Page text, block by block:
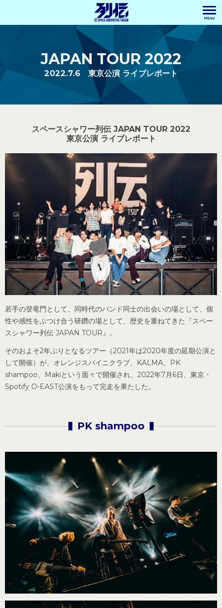
JAPAN TOUR 2022
2022.7.6 東京公演 ライブレポート
スペースシャワー列伝 JAPAN TOUR 2022
東京公演 ライブレポート
若手の登竜門として、同時代のバンド同士の出会いの場として、個
性や感性をぶつけ合う研鑽の場として、歴史を重ねてきた『スペー
スシャワー列伝 JAPAN TOUR』。
そのおよそ2年ぶりとなるツアー（2021年は2020年度の延期公演と
して開催）が、オレンジスパイニクラブ、KALMA、PK
shampoo、Makiという面々で開催され、2022年7月6日、東京・
Spotify O-EAST公演をもって完走を果たした。
PK shampoo